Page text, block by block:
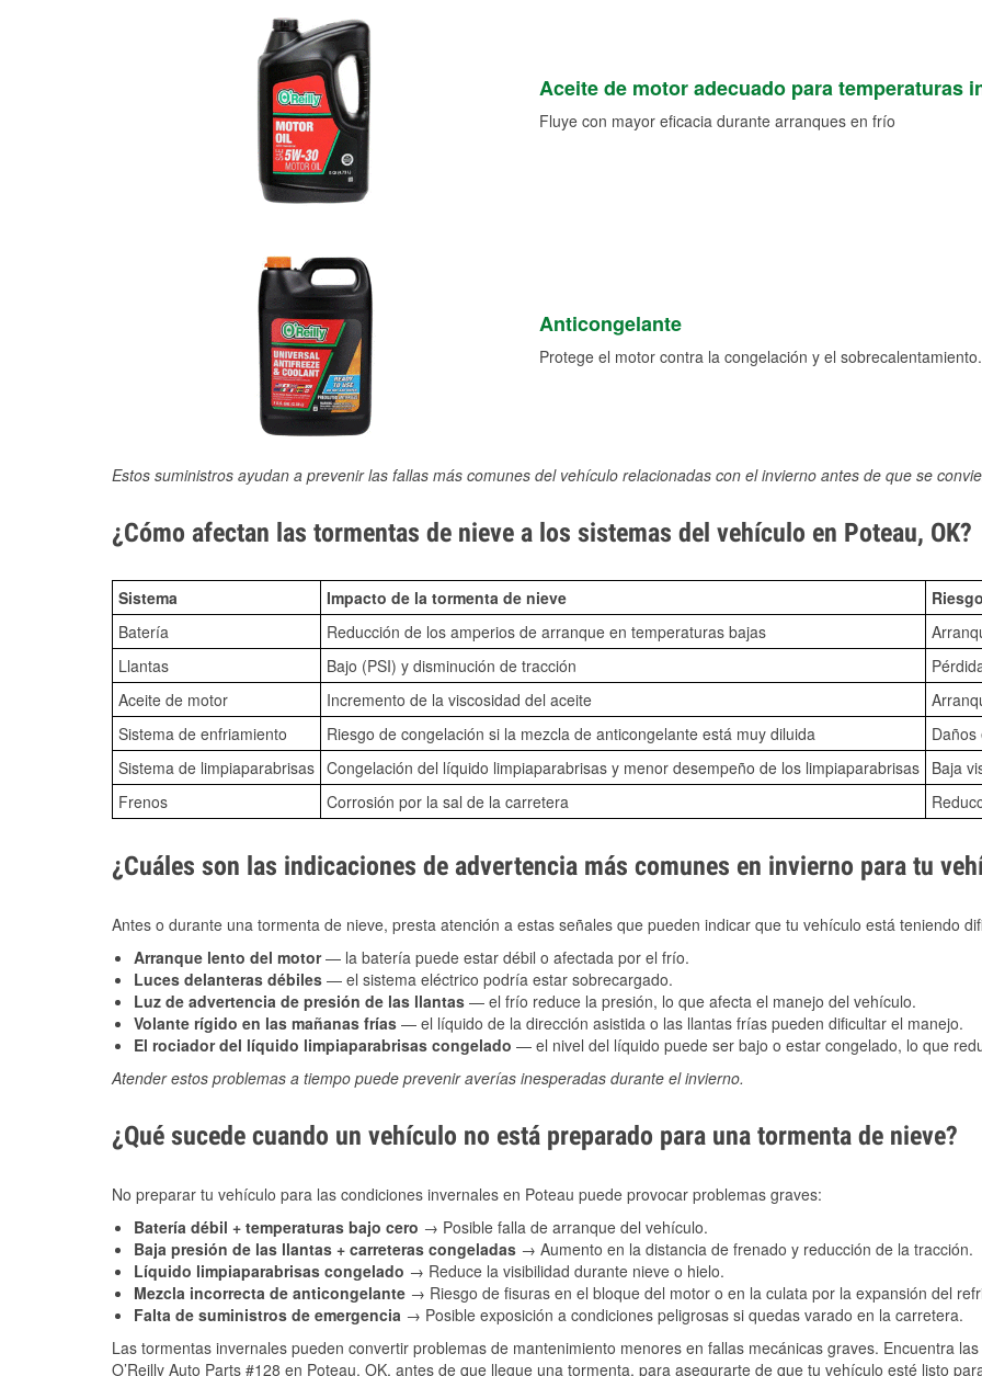
Aceite de motor adecuado para temperaturas
Fluye con mayor eficacia durante arranques en frío
Anticongelante
Protege el motor contra la congelación y el sobrecalentamiento.
Estos suministros ayudan a prevenir las fallas más comunes del vehículo relacionadas con el invierno antes de que se
¿Cómo afectan las tormentas de nieve a los sistemas del vehículo en Poteau, OK?
Sistema Impacto de la tormenta de nieve
Batería
Reducción de los amperios de arranque en temperaturas bajas
Llantas
Bajo (PSI) y disminución de tracción
Aceite de motor
Incremento de la viscosidad del aceite
Sistema de enfriamiento
Riesgo de congelación si la mezcla de anticongelante está muy diluida
Sistema de limpiaparabrisas Congelación del líquido limpiaparabrisas y menor desempeño de los limpiaparabrisas Baja
Frenos
Corrosión por la sal de la carretera
¿Cuáles son las indicaciones de advertencia más comunes en invierno para tu
Antes o durante una tormenta de nieve, presta atención a estas señales que pueden indicar que tu vehículo está teniendo
Arranque lento del motor— la batería puede estar débil o afectada por el frío.
Luces delanteras débiles — el sistema eléctrico podría estar sobrecargado.
Luz de advertencia de presión de las llantas — el frío reduce la presión, lo que afecta el manejo del vehículo.
Volante rígido en las mañanas frías — el líquido de la dirección asistida o las llantas frías pueden dificultar el manejo.
El rociador del líquido limpiaparabrisas congelado — el nivel del líquido puede ser bajo o estar congelado, lo que
Atender estos problemas a tiempo puede prevenir averías inesperadas durante el invierno.
¿Qué sucede cuando un vehículo no está preparado para una tormenta de nieve?
No preparar tu vehículo para las condiciones invernales en Poteau puede provocar problemas graves:
Batería débil + temperaturas bajo cero → Posible falla de arranque del vehículo.
Baja presión de las llantas + carreteras congeladas → Aumento en la distancia de frenado y reducción de la tracción.
Líquido limpiaparabrisas congelado → Reduce la visibilidad durante nieve o hielo.
Mezcla incorrecta de anticongelante → Riesgo de fisuras en el bloque del motor o en la culata por la expansión del
Falta de suministros de emergencia → Posible exposición a condiciones peligrosas si quedas varado en la carretera.
Las tormentas invernales pueden convertir problemas de mantenimiento menores en fallas mecánicas graves. Encuentra
O’Reilly Auto Parts #128 en Poteau, OK, antes de que llegue una tormenta, para asegurarte de que tu vehículo esté listo